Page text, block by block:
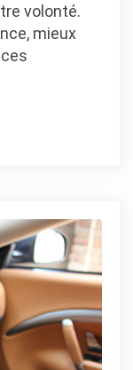
volonté.
mieux